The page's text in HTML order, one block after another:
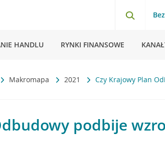
HANDLU RYNKI FINANSOWE
Makromapa 2021 Czy Krajowy Plan
podbije